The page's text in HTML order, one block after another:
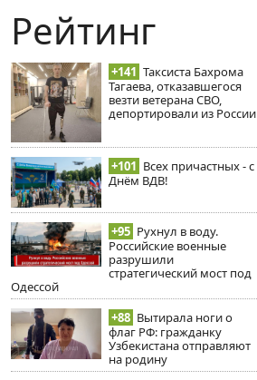
Рейтинг
+141 Таксиста Бахрома
Тагаева, отказавшегося
везти ветерана СВО,
депортировали из России
+101 Всех причастных - с
Днём ВДВ!
+95 Рухнул в воду.
Российские военные
разрушили
стратегический мост под
Одессой
+88 Вытирала ноги о
флаг РФ: гражданку
Узбекистана отправляют
на родину